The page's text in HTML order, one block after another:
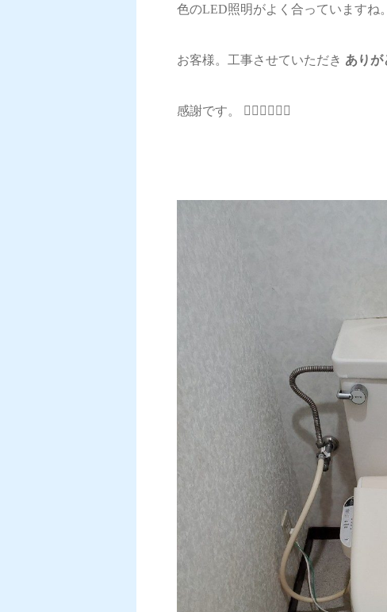
色のLED照明がよく合っていますね。
お客様。工事させていただき ありが
感謝です。 🙇‍♂️🙇‍♂️🙇‍♂️